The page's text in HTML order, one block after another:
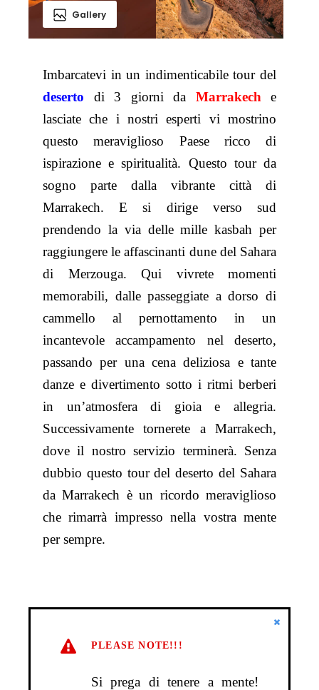
Gallery
Imbarcatevi in un indimenticabile tour del
deserto di 3 giorni da Marrakech e
lasciate che i nostri esperti vi mostrino
questo meraviglioso Paese ricco di
ispirazione e spiritualità. Questo tour da
sogno parte dalla vibrante città di
Marrakech. E si dirige verso sud
prendendo la via delle mille kasbah per
raggiungere le affascinanti dune del Sahara
di Merzouga. Qui vivrete momenti
memorabili, dalle passeggiate a dorso di
cammello al pernottamento in un
incantevole accampamento nel deserto,
passando per una cena deliziosa e tante
danze e divertimento sotto i ritmi berberi
in un’atmosfera di gioia e allegria.
Successivamente tornerete a Marrakech,
dove il nostro servizio terminerà. Senza
dubbio questo tour del deserto del Sahara
da Marrakech è un ricordo meraviglioso
che rimarrà impresso nella vostra mente
per sempre.
PLEASE NOTE!!!
Si prega di tenere a mente!